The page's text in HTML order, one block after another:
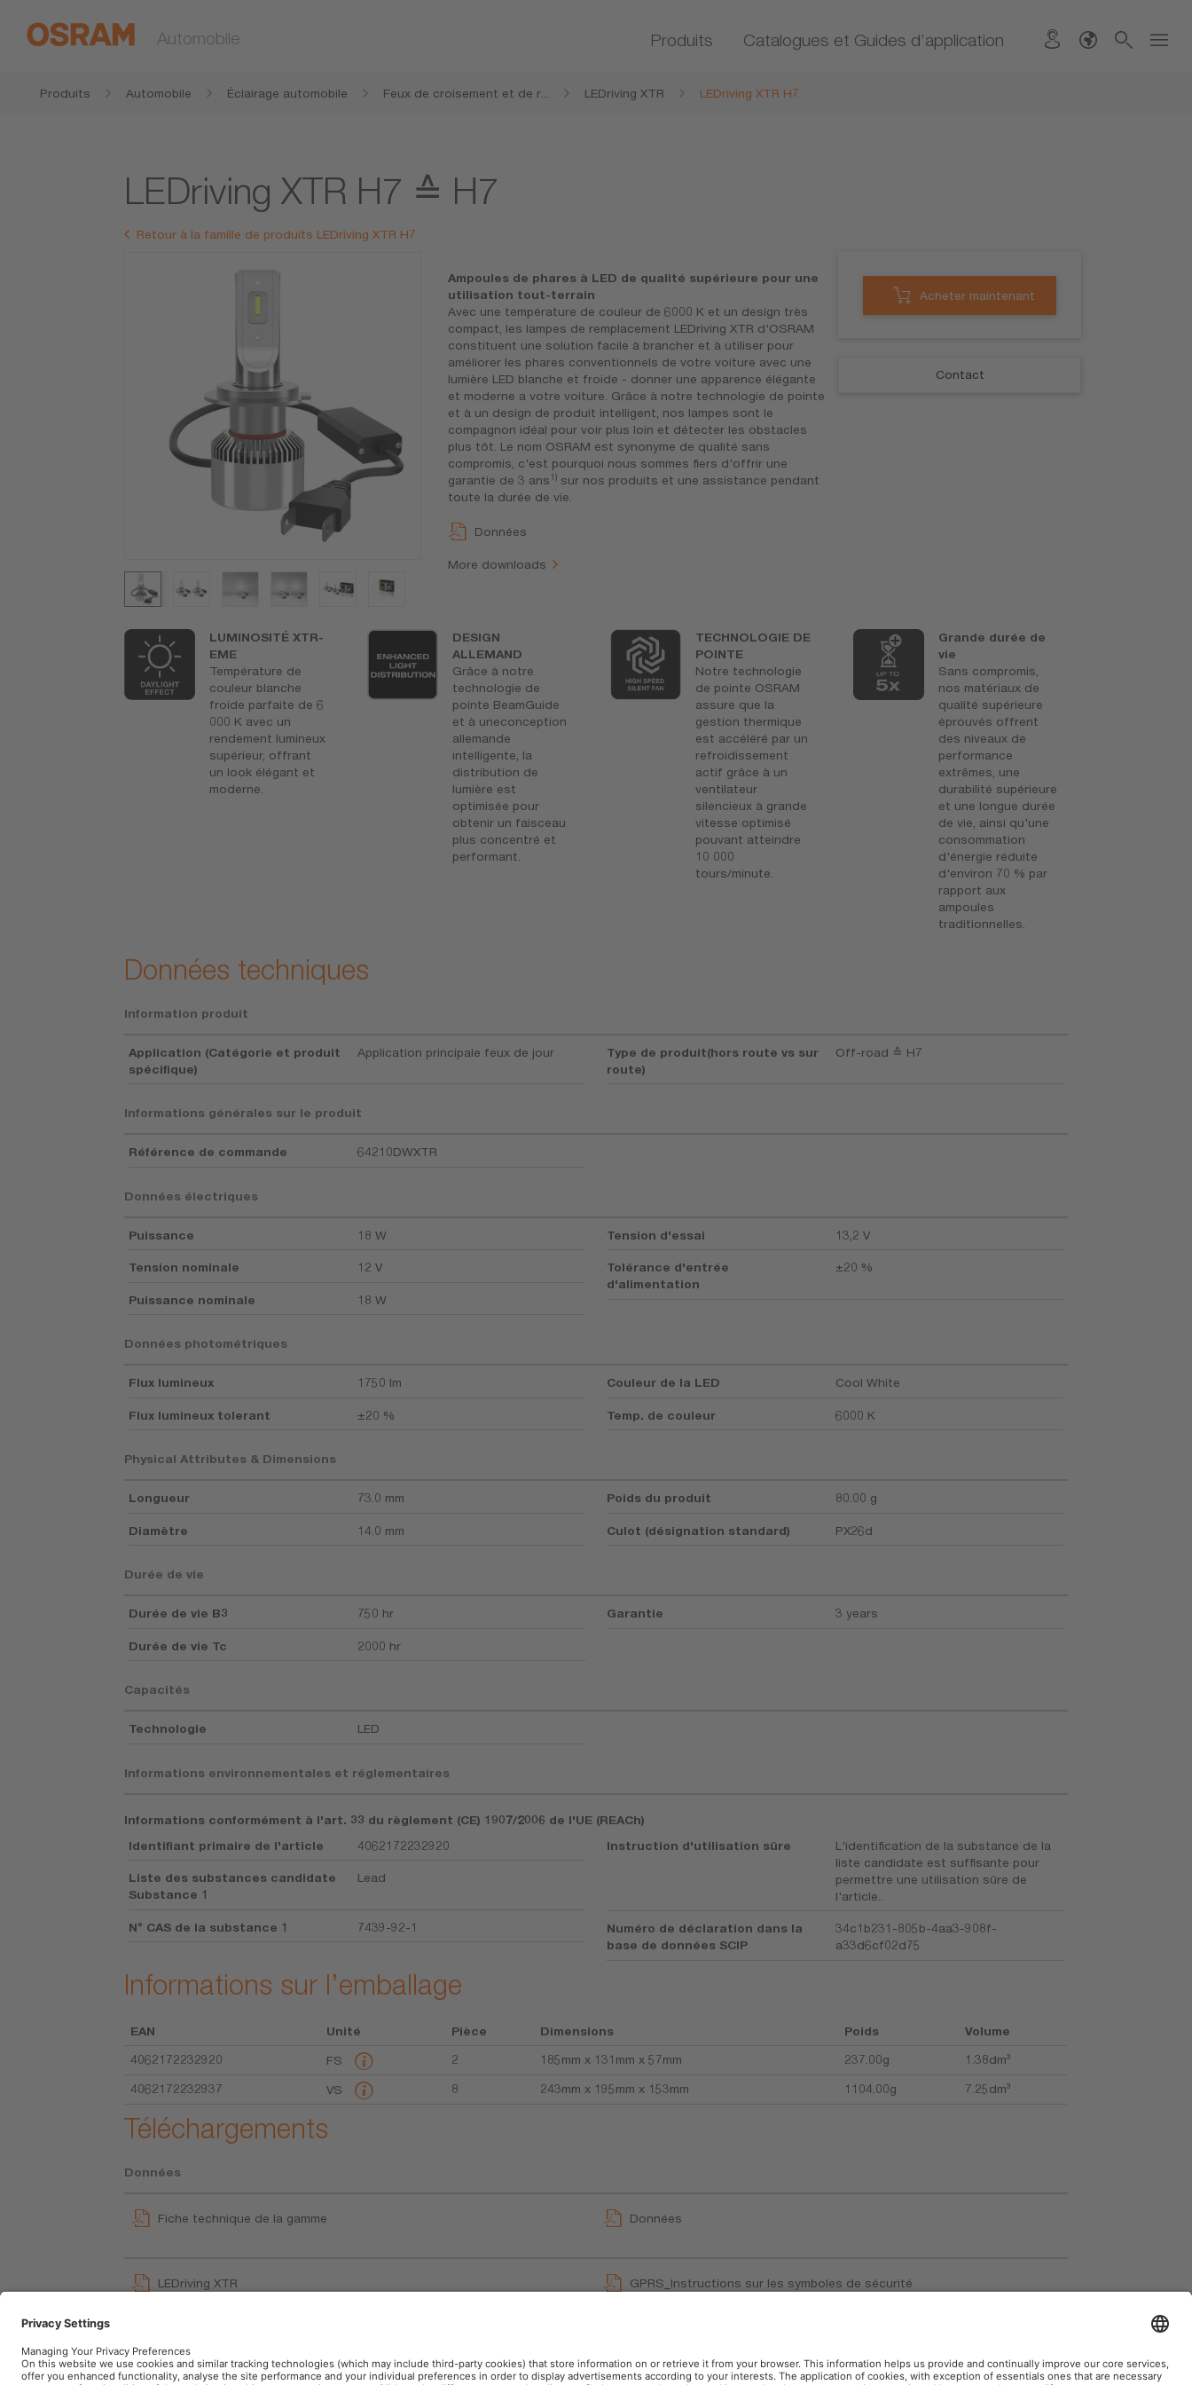
Automobile Produits Catalogues et Guides d’application
Produits Automobile Éclairage automobile Feux de croisement et de r LEDriving XTR LEDriving XTR H7
LEDriving XTR H7 ≙ H7
Retour à la famille de produits LEDriving XTR H7
Ampoules de phares à LED de qualité supérieure pour une
utilisation tout-terrain
Avec une température de couleur de 6000 K et un design très
compact, les lampes de remplacement LEDriving XTR d'OSRAM
constituent une solution facile à brancher et à utiliser pour
améliorer les phares conventionnels de votre voiture avec une
lumière LED blanche et froide - donner une apparence élégante
et moderne a votre voiture. Grâce à notre technologie de pointe
et à un design de produit intelligent, nos lampes sont le
compagnon idéal pour voir plus loin et détecter les obstacles
plus tôt. Le nom OSRAM est synonyme de qualité sans
compromis, c'est pourquoi nous sommes fiers d'offrir une
garantie de 3 ans1)sur nos produits et une assistance pendant
toute la durée de vie.
Données
More downloads
Acheter maintenant
Contact
LUMINOSITÉ XTR-
EME
Température de
couleur blanche
froide parfaite de 6
000 K avec un
rendement lumineux
supérieur, offrant
un look élégant et
moderne.
DESIGN
ALLEMAND
Grâce à notre
technologie de
pointe BeamGuide
et à uneconception
allemande
intelligente, la
distribution de
lumière est
optimisée pour
obtenir un faisceau
plus concentré et
performant.
TECHNOLOGIE DE
POINTE
Notre technologie
de pointe OSRAM
assure que la
gestion thermique
est accéléré par un
refroidissement
actif grâce à un
ventilateur
silencieux à grande
vitesse optimisé
pouvant atteindre
10 000
tours/minute.
Grande durée de
vie
Sans compromis,
nos matériaux de
qualité supérieure
éprouvés offrent
des niveaux de
performance
extrêmes, une
durabilité supérieure
et une longue durée
de vie, ainsi qu'une
consommation
d'énergie réduite
d'environ 70 % par
rapport aux
ampoules
traditionnelles.
Données techniques
Information produit
Application (Catégorie et produit
spécifique)
Application principale feux de jour
Type de produit(hors route vs sur
route)
Off-road ≙ H7
Informations générales sur le produit
Référence de commande 64210DWXTR
Données électriques
Puissance 18 W
Tension nominale 12 V
Puissance nominale 18 W
Tension d'essai 13,2 V
Tolérance d'entrée
d'alimentation
±20 %
Données photométriques
Flux lumineux 1750 lm
Flux lumineux tolerant ±20 %
Couleur de la LED Cool White
Temp. de couleur 6000 K
Physical Attributes & Dimensions
Longueur 73.0 mm
Diamètre 14.0 mm
Poids du produit 80.00 g
Culot (désignation standard) PX26d
Durée de vie
Durée de vie B3 750 hr
Durée de vie Tc 2000 hr
Garantie 3 years
Capacités
Technologie LED
Informations environnementales et réglementaires
Informations conformément à l'art. 33 du règlement (CE) 1907/2006 de l'UE (REACh)
Identifiant primaire de l'article
4062172232920
Liste des substances candidate
Substance 1
Lead
N° CAS de la substance 1 7439-92-1
Instruction d'utilisation sûre
L'identification de la substance de la
liste candidate est suffisante pour
permettre une utilisation sûre de
l'article..
Numéro de déclaration dans la
base de données SCIP
34c1b231-805b-4aa3-908f-
a33d6cf02d75
Informations sur l’emballage
EAN Unité Pièce Dimensions Poids
Volume
4062172232920
FS 2 185mm x 131mm x 57mm 237.00g 1.38dm³
4062172232937 VS 8 243mm x 195mm x 153mm 1104.00g 7.25dm³
Téléchargements
Données
Fiche technique de la gamme Données
LEDriving XTR
GPRS_Instructions sur les symboles de sécurité